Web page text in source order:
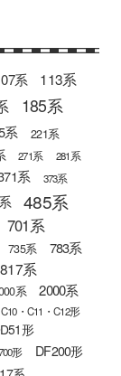
系 113系
185系
系 221系
271系
281系
系 373系
485系
701系
735系 783系
817系
系 2000系
C10・C11・C12形
形
形 DF200形